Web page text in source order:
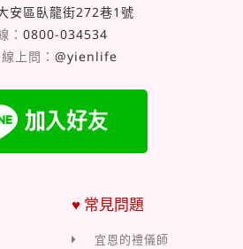
安區臥龍街272巷1號
： 0800-034534
上問： @yienlife
♥ 常見問題
宜恩的禮儀師